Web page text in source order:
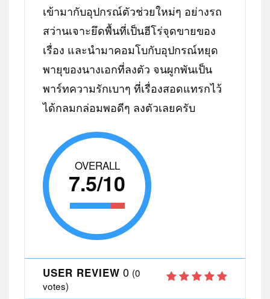
เข้ามากับอุปกรณ์ตัวช่วยใหม่ๆ อย่างรถ
สว่านเจาะยึดพื้นที่เป็นฮีโร่จุดขายของ
เรื่อง และนำมาคอมโบกับอุปกรณ์หยุด
พายุของนางเอกที่ลงตัว จนผูกพันเป็น
พาร์ทความรักเบาๆ ที่เรื่องสอดแทรกไว้
ได้กลมกล่อมพอดีๆ ลงตัวเลยครับ
OVERALL
7.5/10
USER REVIEW 0 (0
votes)